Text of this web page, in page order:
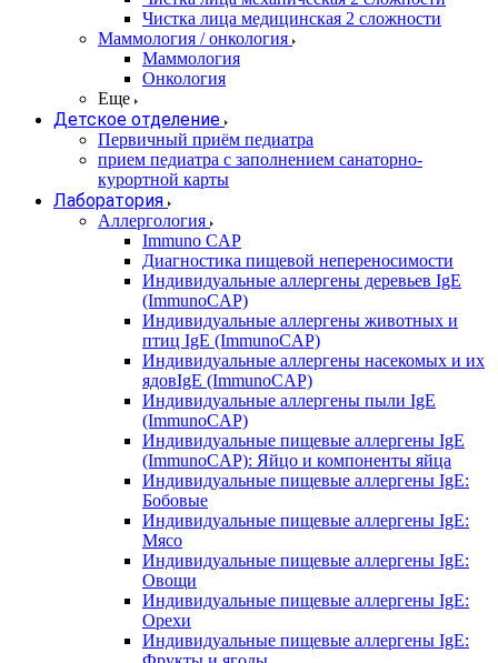
Чистка лица медицинская 2 сложности
Маммология / онкология
Маммология
Онкология
Еще
Детское отделение
Первичный приём педиатра
прием педиатра с заполнением санаторно-
курортной карты
Лаборатория
Аллергология
Immuno CAP
Диагностика пищевой непереносимости
Индивидуальные аллергены деревьев IgE
(ImmunoCAP)
Индивидуальные аллергены животных и
птиц IgE (ImmunoCAP)
Индивидуальные аллергены насекомых и их
ядовIgE (ImmunoCAP)
Индивидуальные аллергены пыли IgE
(ImmunoCAP)
Индивидуальные пищевые аллергены IgE
(ImmunoCAP): Яйцо и компоненты яйца
Индивидуальные пищевые аллергены IgE:
Бобовые
Индивидуальные пищевые аллергены IgE:
Мясо
Индивидуальные пищевые аллергены IgE:
Овощи
Индивидуальные пищевые аллергены IgE:
Орехи
Индивидуальные пищевые аллергены IgE: